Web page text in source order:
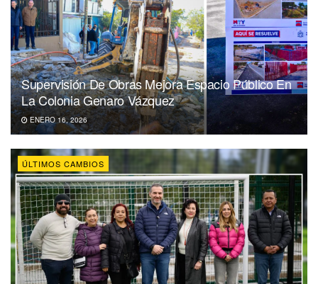
Supervisión De Obras Mejora Espacio Público En
La Colonia Genaro Vázquez
ENERO 16, 2026
ÚLTIMOS CAMBIOS